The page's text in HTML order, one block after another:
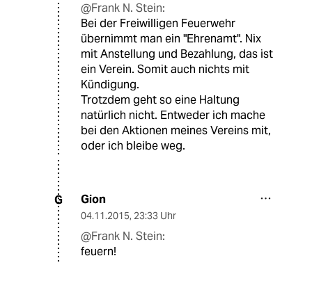
@Frank N. Stein:
Bei der Freiwilligen Feuerwehr
übernimmt man ein "Ehrenamt". Nix
mit Anstellung und Bezahlung, das ist
ein Verein. Somit auch nichts mit
Kündigung.
Trotzdem geht so eine Haltung
natürlich nicht. Entweder ich mache
bei den Aktionen meines Vereins mit,
oder ich bleibe weg.
G Gion
04.11.2015, 23:33 Uhr
@Frank N. Stein:
feuern!